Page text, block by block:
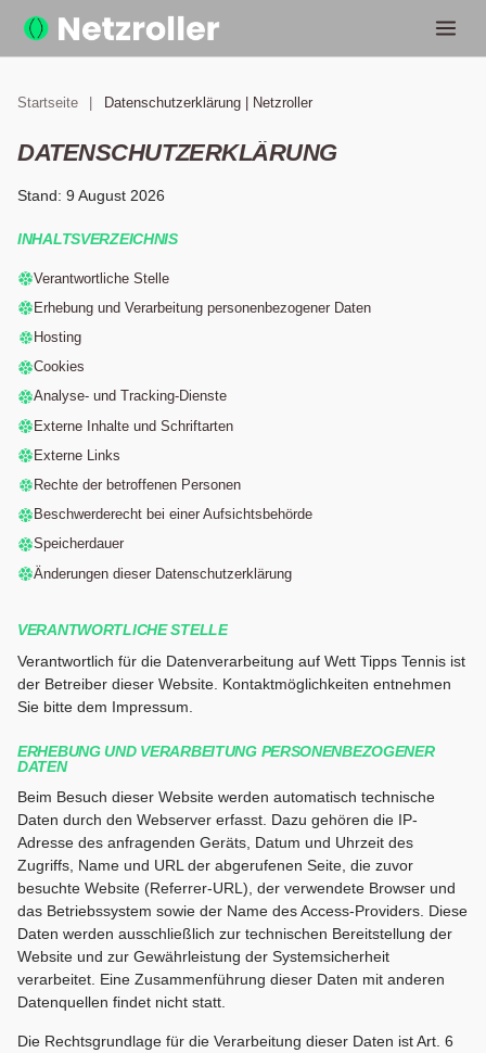
Startseite Datenschutzerklärung | Netzroller
DATENSCHUTZERKLÄRUNG
Stand: 9 August 2026
INHALTSVERZEICHNIS
Verantwortliche Stelle
Erhebung und Verarbeitung personenbezogener Daten
Hosting
Cookies
Analyse- und Tracking-Dienste
Externe Inhalte und Schriftarten
Externe Links
Rechte der betroffenen Personen
Beschwerderecht bei einer Aufsichtsbehörde
Speicherdauer
Änderungen dieser Datenschutzerklärung
VERANTWORTLICHE STELLE
Verantwortlich für die Datenverarbeitung auf Wett Tipps Tennis ist
der Betreiber dieser Website. Kontaktmöglichkeiten entnehmen
Sie bitte dem Impressum.
ERHEBUNG UND VERARBEITUNG PERSONENBEZOGENER
DATEN
Beim Besuch dieser Website werden automatisch technische
Daten durch den Webserver erfasst. Dazu gehören die IP-
Adresse des anfragenden Geräts, Datum und Uhrzeit des
Zugriffs, Name und URL der abgerufenen Seite, die zuvor
besuchte Website (Referrer-URL), der verwendete Browser und
das Betriebssystem sowie der Name des Access-Providers. Diese
Daten werden ausschließlich zur technischen Bereitstellung der
Website und zur Gewährleistung der Systemsicherheit
verarbeitet. Eine Zusammenführung dieser Daten mit anderen
Datenquellen findet nicht statt.
Die Rechtsgrundlage für die Verarbeitung dieser Daten ist Art. 6